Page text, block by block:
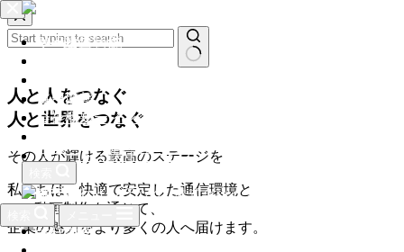
コ
ン
テ
ツ
へ
ス
キ
ッ
プ
果
な
し
SNS動画制作
コラム
コンサルティング
サポート・保守サービス
ホーム
代表挨拶
会社概要
サービス一覧
採用情報
会社概要
株式会社インテック
人と人をつなぐ
人と世界をつなぐ
その人が輝ける最高のステージを
私たちは、快適で安定した通信環境と
SNS動画制作を通じて、
企業の魅力をより多くの人へ届けます。